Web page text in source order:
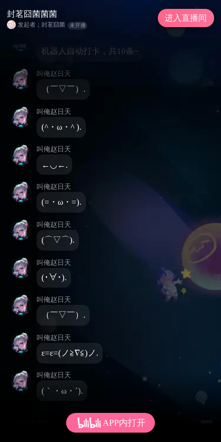
公告: (*´∀`*)来咯——！
机器人自动打卡，共10条~
叫俺赵日天
（￣▽￣）.
叫俺赵日天
(^・ω・^ ).
叫俺赵日天
←◡←.
叫俺赵日天
(=・ω・=).
叫俺赵日天
(⌒▽⌒).
叫俺赵日天
(･∀･).
叫俺赵日天
（￣▽￣）.
叫俺赵日天
ε=ε=(ノ≧∇≦)ノ.
叫俺赵日天
(｀・ω・´).
封茗囧菌菌菌
发起者；封茗囧菌 未开播
进入直播间
APP内打开